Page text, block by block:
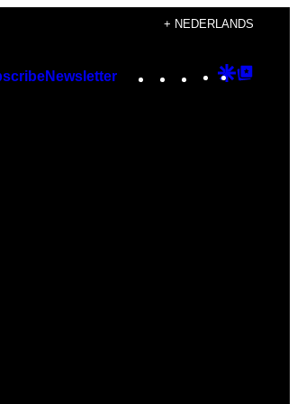
+ NEDERLANDS
Newsletter Instagram
TikTok
YouTube
Google